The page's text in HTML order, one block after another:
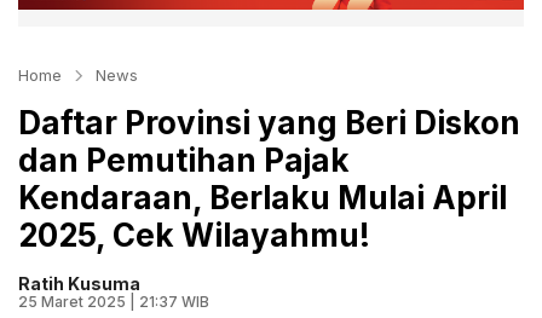
Home News
Daftar Provinsi yang Beri Diskon
dan Pemutihan Pajak
Kendaraan, Berlaku Mulai April
2025, Cek Wilayahmu!
Ratih Kusuma
25 Maret 2025 | 21:37 WIB